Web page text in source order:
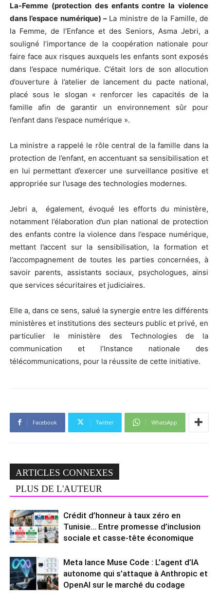
La-Femme (protection des enfants contre la violence
dans l’espace numérique) – La ministre de la Famille, de
la Femme, de l’Enfance et des Seniors, Asma Jebri, a
souligné l’importance de la coopération nationale pour
faire face aux risques auxquels les enfants sont exposés
dans l’espace numérique. C’était lors de son allocution
d’ouverture à l’atelier de lancement du pacte national,
placé sous le slogan « renforcer les capacités de la
famille afin de garantir un environnement sûr pour
l’enfant dans l’espace numérique ».
La ministre a rappelé le rôle central de la famille dans la
protection de l’enfant, en accentuant sa sensibilisation et
en lui permettant d’exercer une surveillance positive et
appropriée sur l’usage des technologies modernes.
Jebri a, également, évoqué les efforts du ministère,
notamment l’élaboration d’un plan national de protection
des enfants contre la violence dans l’espace numérique,
mettant l’accent sur la sensibilisation, la formation et
l’accompagnement de toutes les parties concernées, à
savoir parents, assistants sociaux, psychologues, ainsi
que services sécuritaires et judiciaires.
Elle a, dans ce sens, salué la synergie entre les différents
ministères et institutions des secteurs public et privé, en
particulier le ministère des Technologies de la
communication et l’Instance nationale des
télécommunications, pour la réussite de cette initiative.
Facebook Twitter WhatsApp
ARTICLES CONNEXES
PLUS DE L'AUTEUR
Crédit d’honneur à taux zéro en
Tunisie… Entre promesse d’inclusion
sociale et casse-tête économique
Meta lance Muse Code : L’agent d’IA
autonome qui s’attaque à Anthropic et
OpenAI sur le marché du codage